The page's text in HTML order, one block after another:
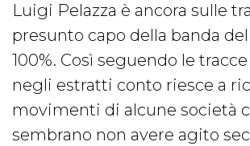
Luigi Pelazza è ancora sulle
presunto capo della banda
100%. Così seguendo le
negli estratti conto riesce a
movimenti di alcune società
sembrano non avere agito